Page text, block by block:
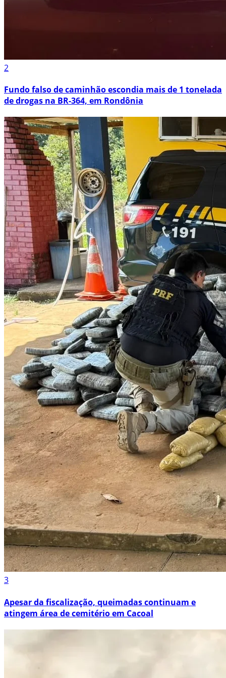
2
Fundo falso de caminhão escondia mais de 1 tonelada
de drogas na BR-364, em Rondônia
3
Apesar da fiscalização, queimadas continuam e
atingem área de cemitério em Cacoal